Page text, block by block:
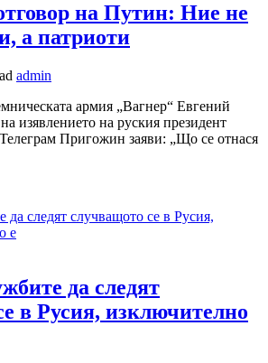
на Путин: Ние не
а патриоти
admin
армия „Вагнер“ Евгений
изявлението на руския президент
Пригожин заяви: „Що се отнася
да следят
в Русия, изключително